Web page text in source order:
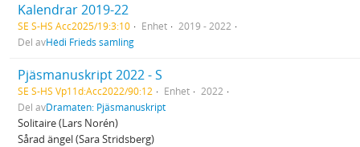
Kalendrar 2019-22
SE S-HS Acc2025/19:3:10 Enhet
2019 - 2022
Del avHédi Frieds samling
Pjäsmanuskript 2022 - S
SE S-HS Vp11d:Acc2022/90:12 Enhet
2022
Del avDramaten: Pjäsmanuskript
Solitaire (Lars Norén)
Sårad ängel (Sara Stridsberg)